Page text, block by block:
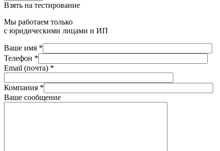
Взять на тестирование
Мы работаем только
с юридическими лицами и ИП
Ваше имя *
Телефон *
Email (почта) *
Компания *
Ваше сообщение